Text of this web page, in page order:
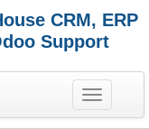
CRM, ERP
Support
T
o
g